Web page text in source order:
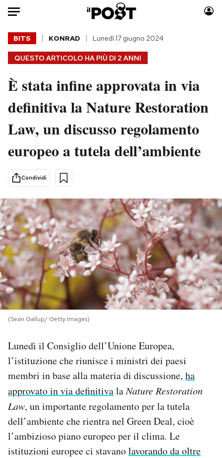
Auto
HOME
Italia
Politica
Tecnologia
Scienza
Cultura
Economia
Sport
Moda
Consumismi
Storie/Idee
Ok Boomer!
Media
Mondiali calcio 2026
PODCAST
NEWSLETTER
I MIEI PREFERITI
SHOP
CALENDARIO
AREA PERSONALE
Area Personale
Newsletter
Notifiche mobile
QUESTO ARTICOLO HA PIÙ DI 2 ANNI
BITS KONRAD Lunedì 17 giugno 2024
È stata infine approvata in via
definitiva la Nature Restoration
Law, un discusso regolamento
europeo a tutela dell’ambiente
Condividi
(Sean Gallup/ Getty Images)
Lunedì il Consiglio dell’Unione Europea,
l’istituzione che riunisce i ministri dei paesi
membri in base alla materia di discussione, ha
approvato in via definitivalaNature Restoration
Law, un importante regolamento per la tutela
dell’ambiente che rientra nel Green Deal, cioè
l’ambizioso piano europeo per il clima. Le
istituzioni europee ci stavanolavorando da oltre